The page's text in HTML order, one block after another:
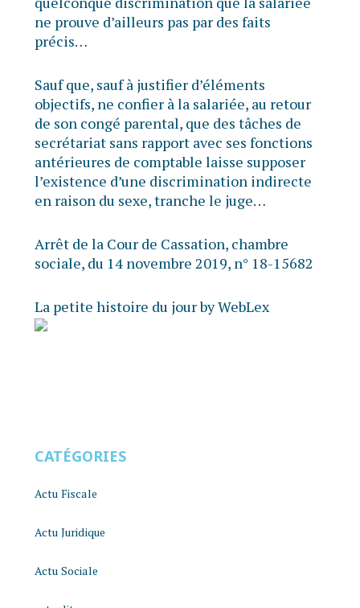
ne prouve d’ailleurs pas par des faits
précis…
Sauf que, sauf à justifier d’éléments
objectifs, ne confier à la salariée, au retour
de son congé parental, que des tâches de
secrétariat sans rapport avec ses fonctions
antérieures de comptable laisse supposer
l’existence d’une discrimination indirecte
en raison du sexe, tranche le juge…
Arrêt de la Cour de Cassation, chambre
sociale, du 14 novembre 2019, n° 18-15682
La petite histoire du jour by WebLex
CATÉGORIES
Actu Fiscale
Actu Juridique
Actu Sociale